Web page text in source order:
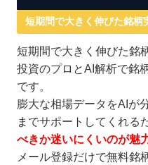
短期間で大きく伸びた銘柄
短期間で大きく伸びた銘
投資のプロとAI解析で銘
です。
膨大な相場データをAIが
までサポートしてくれる
べきか迷いにくいのが魅
メール登録だけで無料銘